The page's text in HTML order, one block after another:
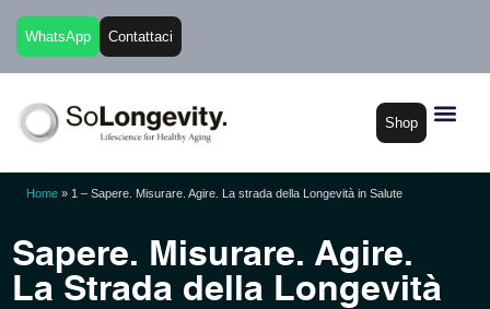
WhatsApp Contattaci
Shop
Home » 1 – Sapere. Misurare. Agire. La strada della Longevità in Salute
Sapere. Misurare. Agire.
La Strada della Longevità